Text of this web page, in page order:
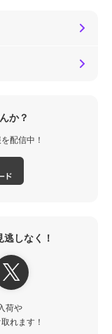
か？
配信中！
しなく！
荷や
れます！